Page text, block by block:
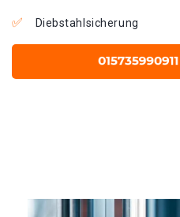
Diebstahlsicherung